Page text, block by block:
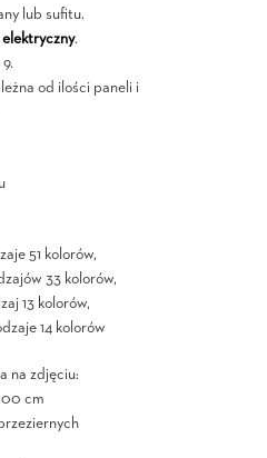
lub sufitu.
.
od ilości paneli i
51 kolorów,
33 kolorów,
13 kolorów,
14 kolorów
na zdjęciu:
cm